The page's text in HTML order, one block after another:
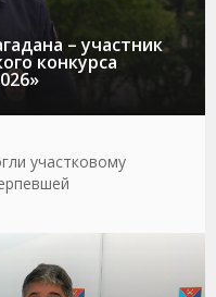
– участник
конкурса
участковому